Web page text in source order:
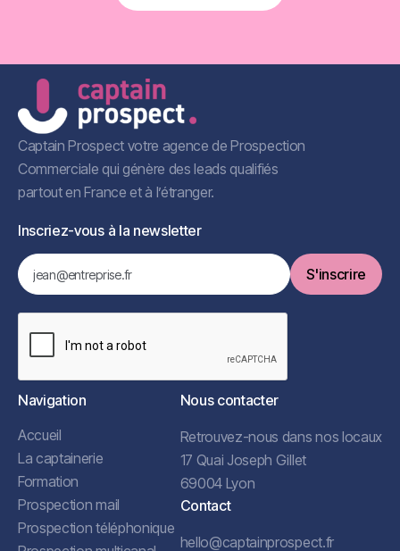
Book a Free Call
Captain Prospect votre agence de Prospection
Commerciale qui génère des leads qualifiés
partout en France et à l’étranger.
Inscriez-vous à la newsletter
Navigation
Accueil
La captainerie
Formation
Prospection mail
Prospection téléphonique
Nous contacter
Retrouvez-nous dans nos locaux
17 Quai Joseph Gillet
69004 Lyon
Contact
hello@captainprospect.fr